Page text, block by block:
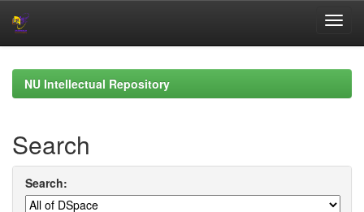
navigationNU Intellectual Repository
Search
Search: